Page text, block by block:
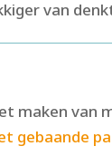
van
maken van
gebaande